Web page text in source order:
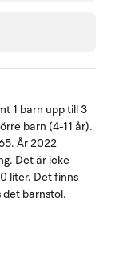
1 barn upp till 3
barn (4-11 år).
År 2022
Det är icke
liter. Det finns
det barnstol.